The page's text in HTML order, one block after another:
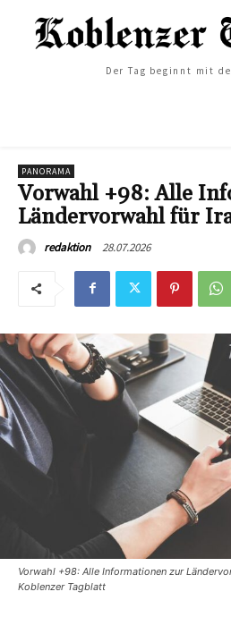
Der Tag beginnt mit
PANORAMA
Vorwahl +98: Alle
Ländervorwahl für
redaktion 28.07.2026
Vorwahl +98: Alle Informationen zur
Koblenzer Tagblatt